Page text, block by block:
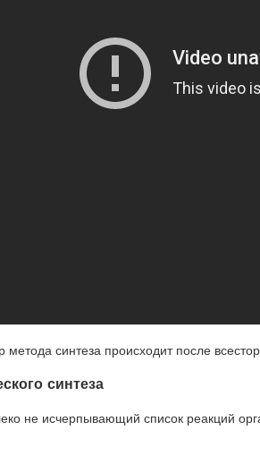
синтеза происходит после
синтеза
не исчерпывающий список реакций